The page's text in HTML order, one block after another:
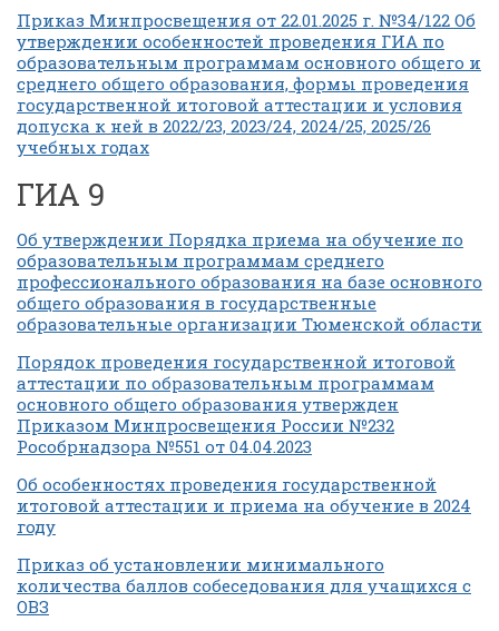
Приказ Минпросвещения от 22.01.2025 г. №34/122 Об
утверждении особенностей проведения ГИА по
образовательным программам основного общего и
среднего общего образования, формы проведения
государственной итоговой аттестации и условия
допуска к ней в 2022/23, 2023/24, 2024/25, 2025/26
учебных годах
ГИА 9
Об утверждении Порядка приема на обучение по
образовательным программам среднего
профессионального образования на базе основного
общего образования в государственные
образовательные организации Тюменской области
Порядок проведения государственной итоговой
аттестации по образовательным программам
основного общего образования утвержден
Приказом Минпросвещения России №232
Рособрнадзора №551 от 04.04.2023
Об особенностях проведения государственной
итоговой аттестации и приема на обучение в 2024
году
Приказ об установлении минимального
количества баллов собеседования для учащихся с
ОВЗ